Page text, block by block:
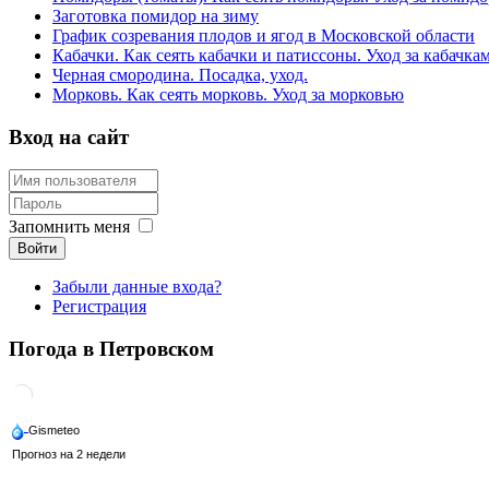
Заготовка помидор на зиму
График созревания плодов и ягод в Московской области
Кабачки. Как сеять кабачки и патиссоны. Уход за
Черная смородина. Посадка, уход.
Морковь. Как сеять морковь. Уход за морковью
Вход на сайт
Запомнить меня
Войти
Забыли данные входа?
Регистрация
Погода в Петровском